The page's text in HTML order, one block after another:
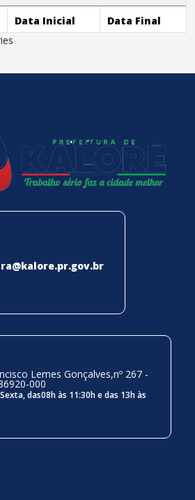
Data Inicial
Data Final
Lemes Gonçalves,nº 267 -
000
das08h às 11:30h e das 13h às